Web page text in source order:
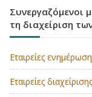
Συνεργαζόμενοι
τη διαχείριση
Εταιρείες
Εταιρείες